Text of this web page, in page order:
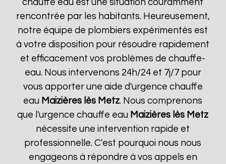
chauffe eau est une situation couramment
rencontrée par les habitants. Heureusement,
notre équipe de plombiers expérimentés est
à votre disposition pour résoudre rapidement
et efficacement vos problèmes de chauffe-
eau. Nous intervenons 24h/24 et 7j/7 pour
vous apporter une aide d'urgence chauffe
eau Maizières lès Metz. Nous comprenons
que l'urgence chauffe eau Maizières lès Metz
nécessite une intervention rapide et
professionnelle. C'est pourquoi nous nous
engageons à répondre à vos appels en